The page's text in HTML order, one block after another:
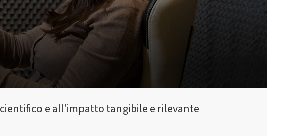
e all'impatto tangibile e rilevante